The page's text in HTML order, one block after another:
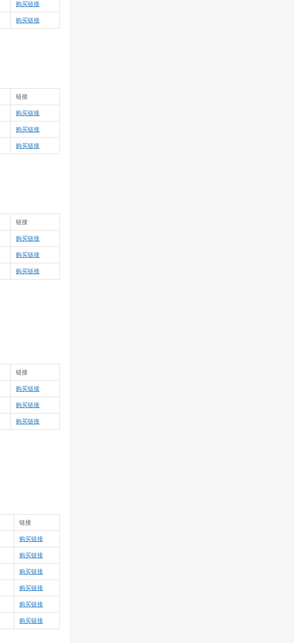
购买链接
购买链接
链接
购买链接
购买链接
购买链接
链接
购买链接
购买链接
购买链接
链接
购买链接
购买链接
购买链接
链接
购买链接
购买链接
购买链接
购买链接
购买链接
购买链接